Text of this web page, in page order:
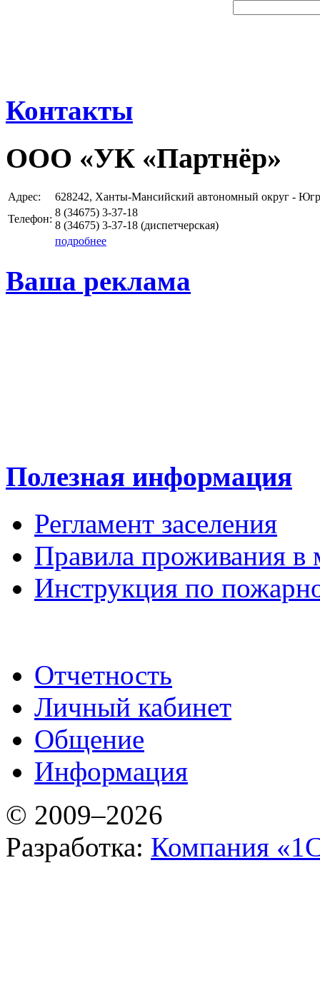
Контакты
ООО «УК «Партнёр»
Адрес:
628242, Ханты-Мансийский автономный округ -
Телефон:
8 (34675) 3-37-18
8 (34675) 3-37-18 (диспетчерская)
подробнее
Ваша реклама
Полезная информация
Регламент заселения
Правила проживания в
Инструкция по
Отчетность
Личный кабинет
Общение
Информация
© 2009–2026
Разработка: Компания